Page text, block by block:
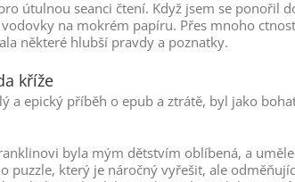
útulnou seanci čtení. Když jsem se ponořil
na mokrém papíru. Přes mnoho
některé hlubší pravdy a poznatky.
kříže
a epický příběh o epub a ztrátě, byl jako
byla mým dětstvím oblíbená, a
puzzle, který je náročný vyřešit, ale